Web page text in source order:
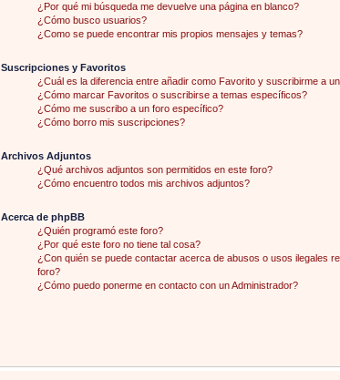
¿Por qué mi búsqueda me devuelve una página en blanco?
¿Cómo busco usuarios?
¿Como se puede encontrar mis propios mensajes y temas?
Suscripciones y Favoritos
¿Cuál es la diferencia entre añadir como Favorito y suscribirme a
¿Cómo marcar Favoritos o suscribirse a temas específicos?
¿Cómo me suscribo a un foro específico?
¿Cómo borro mis suscripciones?
Archivos Adjuntos
¿Qué archivos adjuntos son permitidos en este foro?
¿Cómo encuentro todos mis archivos adjuntos?
Acerca de phpBB
¿Quién programó este foro?
¿Por qué este foro no tiene tal cosa?
¿Con quién se puede contactar acerca de abusos o usos ilegales
foro?
¿Cómo puedo ponerme en contacto con un Administrador?